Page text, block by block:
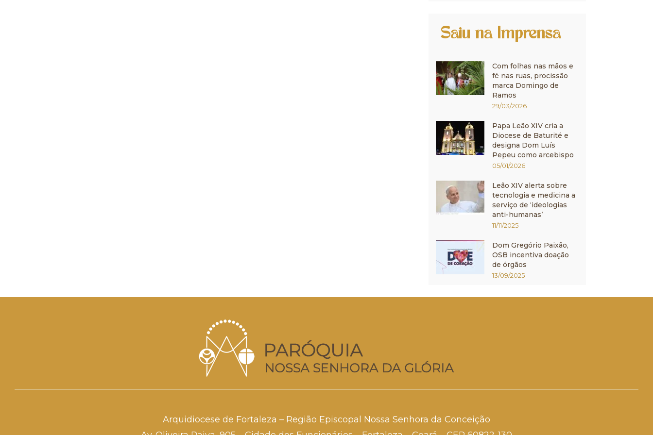
Saiu na Imprensa
Com folhas nas mãos e
fé nas ruas, procissão
marca Domingo de
Ramos
29/03/2026
Papa Leão XIV cria a
Diocese de Baturité e
designa Dom Luís
Pepeu como arcebispo
05/01/2026
Leão XIV alerta sobre
tecnologia e medicina a
serviço de ‘ideologias
anti-humanas’
11/11/2025
Dom Gregório Paixão,
OSB incentiva doação
de órgãos
13/09/2025
Arquidiocese de Fortaleza – Região Episcopal Nossa Senhora da Conceição